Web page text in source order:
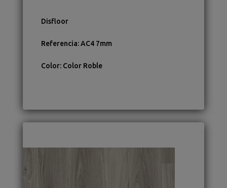
Disfloor
Referencia:AC4 7mm
Color: Color Roble